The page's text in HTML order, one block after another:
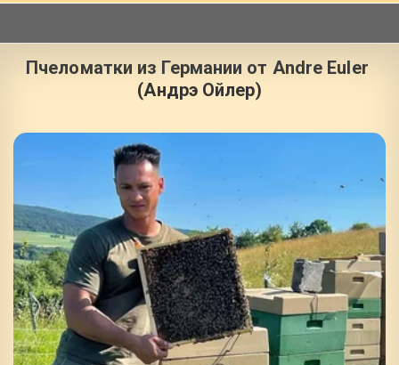
Пчеломатки из Германии от Andre Euler
(Андрэ Ойлер)